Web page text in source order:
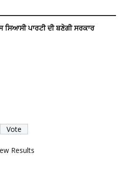
ਸਿਆਸੀ ਪਾਰਟੀ ਦੀ ਬਣੇਗੀ ਸਰਕਾਰ
Results